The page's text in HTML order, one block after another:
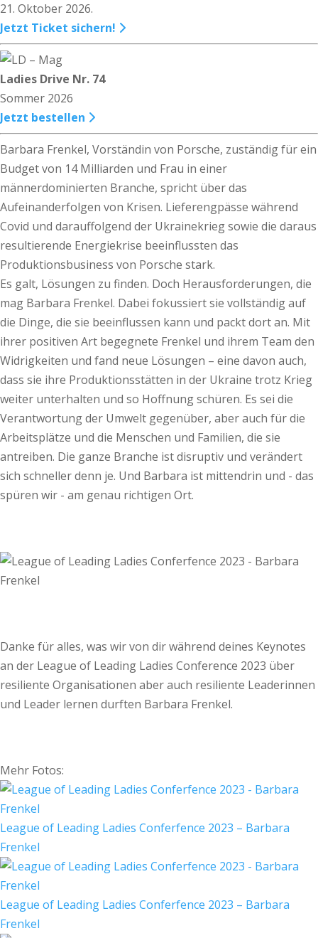
21. Oktober 2026.
Jetzt Ticket sichern!
Ladies Drive Nr. 74
Sommer 2026
Jetzt bestellen
Barbara Frenkel, Vorständin von Porsche, zuständig für ein
Budget von 14 Milliarden und Frau in einer
männerdominierten Branche, spricht über das
Aufeinanderfolgen von Krisen. Lieferengpässe während
Covid und darauffolgend der Ukrainekrieg sowie die daraus
resultierende Energiekrise beeinflussten das
Produktionsbusiness von Porsche stark.
Es galt, Lösungen zu finden. Doch Herausforderungen, die
mag Barbara Frenkel. Dabei fokussiert sie vollständig auf
die Dinge, die sie beeinflussen kann und packt dort an. Mit
ihrer positiven Art begegnete Frenkel und ihrem Team den
Widrigkeiten und fand neue Lösungen – eine davon auch,
dass sie ihre Produktionsstätten in der Ukraine trotz Krieg
weiter unterhalten und so Hoffnung schüren. Es sei die
Verantwortung der Umwelt gegenüber, aber auch für die
Arbeitsplätze und die Menschen und Familien, die sie
antreiben. Die ganze Branche ist disruptiv und verändert
sich schneller denn je. Und Barbara ist mittendrin und - das
spüren wir - am genau richtigen Ort.
Danke für alles, was wir von dir während deines Keynotes
an der League of Leading Ladies Conference 2023 über
resiliente Organisationen aber auch resiliente Leaderinnen
und Leader lernen durften Barbara Frenkel.
Mehr Fotos:
League of Leading Ladies Conferfence 2023 – Barbara
Frenkel
League of Leading Ladies Conferfence 2023 – Barbara
Frenkel